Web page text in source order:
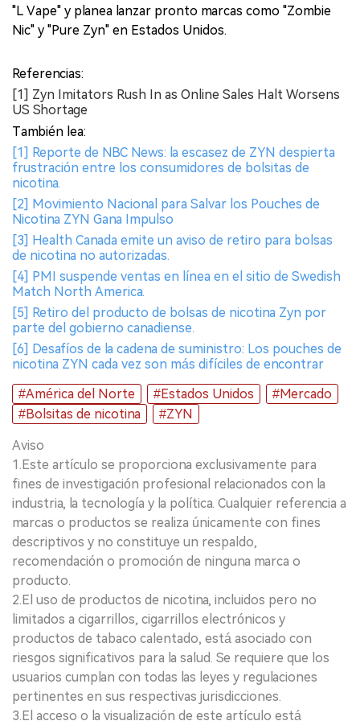
"L Vape" y planea lanzar pronto marcas como "Zombie
Nic" y "Pure Zyn" en Estados Unidos.
Referencias:
[1] Zyn Imitators Rush In as Online Sales Halt Worsens
US Shortage
También lea:
[1] Reporte de NBC News: la escasez de ZYN despierta
frustración entre los consumidores de bolsitas de
nicotina.
[2] Movimiento Nacional para Salvar los Pouches de
Nicotina ZYN Gana Impulso
[3] Health Canada emite un aviso de retiro para bolsas
de nicotina no autorizadas.
[4] PMI suspende ventas en línea en el sitio de Swedish
Match North America.
[5] Retiro del producto de bolsas de nicotina Zyn por
parte del gobierno canadiense.
[6] Desafíos de la cadena de suministro: Los pouches de
nicotina ZYN cada vez son más difíciles de encontrar
#América del Norte
#Estados Unidos
#Mercado
#Bolsitas de nicotina
#ZYN
Aviso
1.Este artículo se proporciona exclusivamente para
fines de investigación profesional relacionados con la
industria, la tecnología y la política. Cualquier referencia a
marcas o productos se realiza únicamente con fines
descriptivos y no constituye un respaldo,
recomendación o promoción de ninguna marca o
producto.
2.El uso de productos de nicotina, incluidos pero no
limitados a cigarrillos, cigarrillos electrónicos y
productos de tabaco calentado, está asociado con
riesgos significativos para la salud. Se requiere que los
usuarios cumplan con todas las leyes y regulaciones
pertinentes en sus respectivas jurisdicciones.
3.El acceso o la visualización de este artículo está